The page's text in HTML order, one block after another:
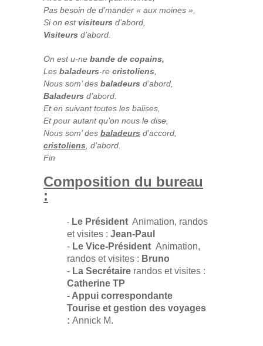
Pas besoin de d’mander « aux moines »,
Si on estvisiteurs d’abord,
Visiteurs d’abord.
On est u-ne bande de copains,
Les baladeurs-re cristoliens
Nous som’ des baladeurs d’abord,
Baladeurs d’abord.
Et en suivant toutes les balises,
Et pour autant qu’on nous le dise,
Nous som’ des baladeurs d'accord,
cristoliens , d'abord.
Fin
Composition du bureau
:
- Le Président Animation, randos
et visites : Jean-Paul
- Le Vice-Président Animation,
randos et visites : Bruno
- La Secrétaire randos et visites :
Catherine TP
- Appui correspondante
Tourise et gestion des voyages
: Annick M.